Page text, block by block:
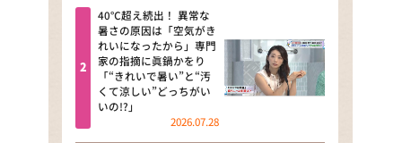
news おかえり
河合＆A.B.C-Z塚田×福井アナ
「なんでやねん！？」（news お
かえり）
DAIGOも台所 ～きょうの献立 何
40℃超え続出！ 異常な
暑さの原因は「空気がき
れいになったから」専門
家の指摘に眞鍋かをり
「“きれいで暑い”と“汚
くて涼しい”どっちがい
いの!?」
2026.07.28